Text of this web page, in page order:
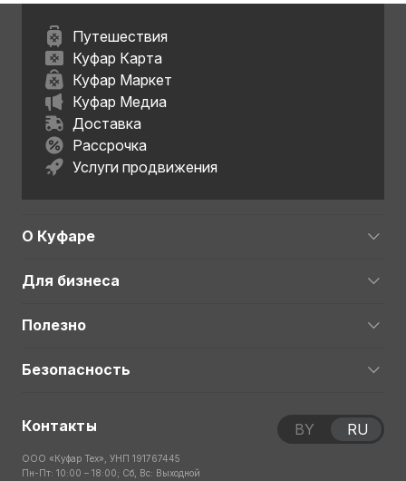
Путешествия
Куфар Карта
Куфар Маркет
Куфар Медиа
Доставка
Рассрочка
Услуги продвижения
О Куфаре
Для бизнеса
Полезно
Безопасность
Контакты
ООО «Куфар Тех», УНП 191767445
Пн-Пт: 10:00 – 18:00; Сб, Вс: Выходной
BY RU